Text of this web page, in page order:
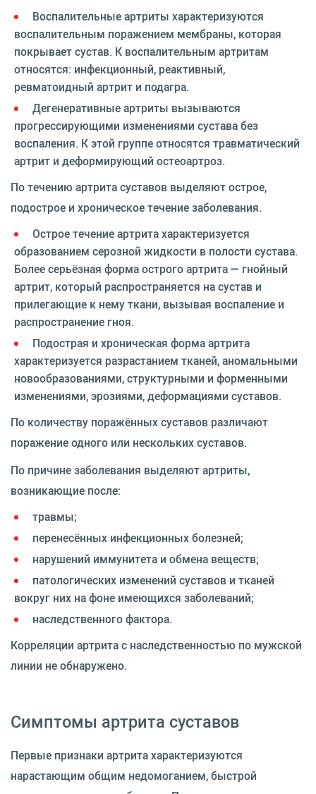
Воспалительные артриты характеризуются
воспалительным поражением мембраны, которая
покрывает сустав. К воспалительным артритам
относятся: инфекционный, реактивный,
ревматоидный артрит и подагра.
Дегенеративные артриты вызываются
прогрессирующими изменениями сустава без
воспаления. К этой группе относятся травматический
артрит и деформирующий остеоартроз.
По течению артрита суставов выделяют острое,
подострое и хроническое течение заболевания.
Острое течение артрита характеризуется
образованием серозной жидкости в полости сустава.
Более серьёзная форма острого артрита — гнойный
артрит, который распространяется на сустав и
прилегающие к нему ткани, вызывая воспаление и
распространение гноя.
Подострая и хроническая форма артрита
характеризуется разрастанием тканей, аномальными
новообразованиями, структурными и форменными
изменениями, эрозиями, деформациями суставов.
По количеству поражённых суставов различают
поражение одного или нескольких суставов.
По причине заболевания выделяют артриты,
возникающие после:
травмы;
перенесённых инфекционных болезней;
нарушений иммунитета и обмена веществ;
патологических изменений суставов и тканей
вокруг них на фоне имеющихся заболеваний;
наследственного фактора.
Корреляции артрита с наследственностью по мужской
линии не обнаружено.
Симптомы артрита суставов
Первые признаки артрита характеризуются
нарастающим общим недомоганием, быстрой